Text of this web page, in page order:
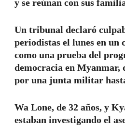
y se reúnan con sus
Un tribunal declaró
periodistas el lunes en un
como una prueba del
democracia en Myanmar,
por una junta militar
Wa Lone, de 32 años, y
estaban investigando el